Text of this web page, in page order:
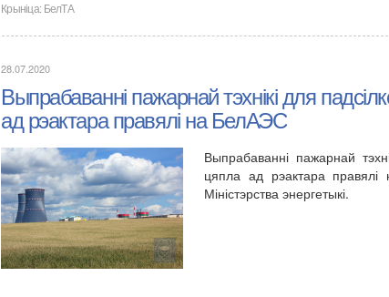
Крыніца: БелТА
28.07.2020
Выпрабаванні пажарнай тэхнікі для
ад рэактара правялі на БелАЭС
Выпрабаванні пажарнай
цяпла ад рэактара
Міністэрства энергетыкі.